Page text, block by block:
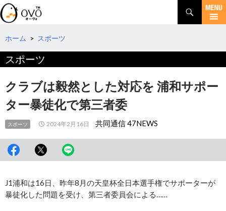
検
索
コ
テ
へ
動
ホーム > スポーツ
スポーツ
クラブは毅然とした対応を 浦和サポー
ター暴徒化で第三者委
スポーツ 2024年2月16日 共同通信 47NEWS
J1浦和は16日、昨年8月の天皇杯全日本選手権でサポーターが
暴徒化した問題を受け、第三者委員会による……